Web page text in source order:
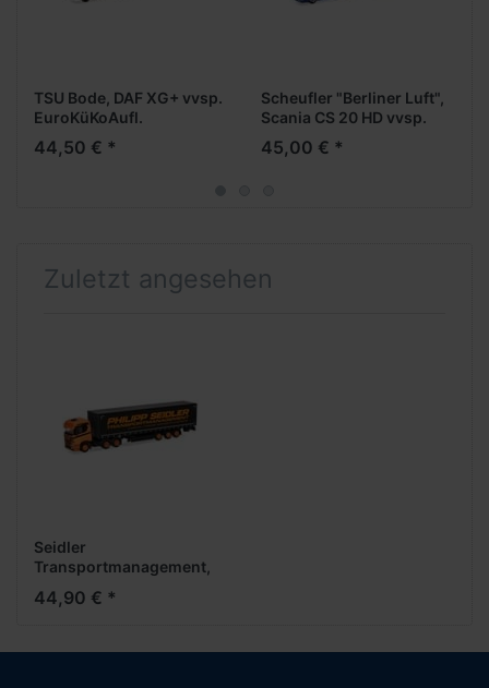
TSU Bode, DAF XG+ vvsp.
EuroKüKoAufl.
44,50 € *
Scheufler "Berliner Luft",
Scania CS 20 HD vvsp.
Medi EuroKüKoAufl.
45,00 € *
Zuletzt angesehen
Seidler
Transportmanagement,
GardPlAufl.
44,90 € *